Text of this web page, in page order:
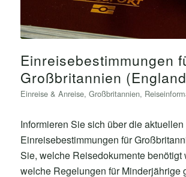
Einreisebestimmungen
Großbritannien
Einreise & Anreise, Großbritannien,
Informieren Sie sich über die aktuellen
Einreisebestimmungen für
Sie, welche Reisedokumente benötigt
welche Regelungen für Minderjährige